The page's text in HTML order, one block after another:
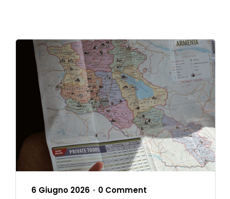
6 Giugno 2026 • 0 Comment